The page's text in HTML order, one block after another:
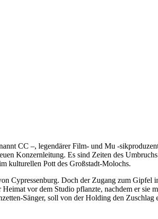
CC –, legendärer Film- und Mu -
Konzernleitung. Es sind Zeiten des
kulturellen Pott des Großstadt-Molochs.
Cypressenburg. Doch der Zugang zum Gipfel
vor dem Studio pflanzte, nachdem er sie
Sänger, soll von der Holding den